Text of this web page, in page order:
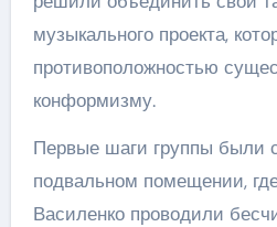
музыкального проекта,
противоположностью
конформизму.
Первые шаги группы были
подвальном помещении,
Василенко проводили